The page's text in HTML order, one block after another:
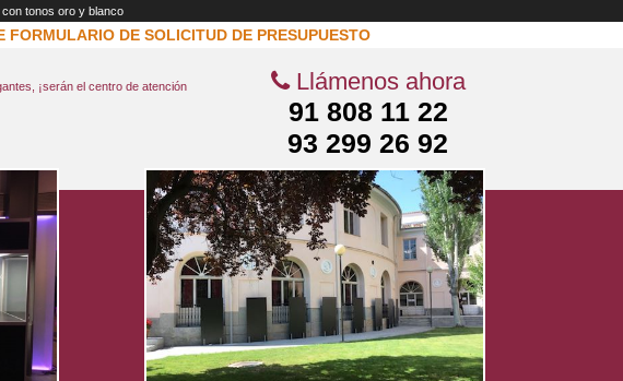
tonos oro y blanco
FORMULARIO DE SOLICITUD DE PRESUPUESTO
¡serán el centro de atención
Llámenos ahora
91 808 11 22
93 299 26 92